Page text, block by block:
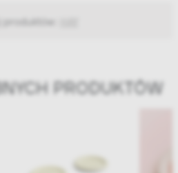
produktów:
PRODUKTÓW